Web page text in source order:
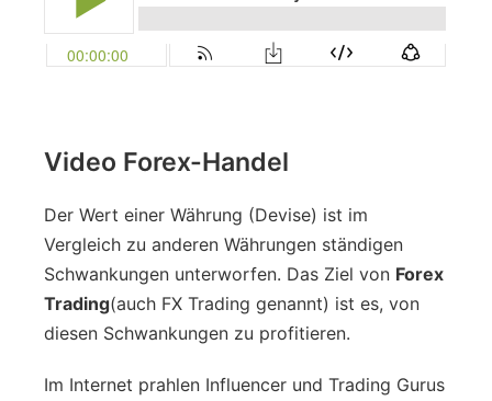
Video Forex-Handel
Der Wert einer Währung (Devise) ist im
Vergleich zu anderen Währungen ständigen
Schwankungen unterworfen. Das Ziel von Forex
Trading(auch FX Trading genannt) ist es, von
diesen Schwankungen zu profitieren.
Im Internet prahlen Influencer und Trading Gurus